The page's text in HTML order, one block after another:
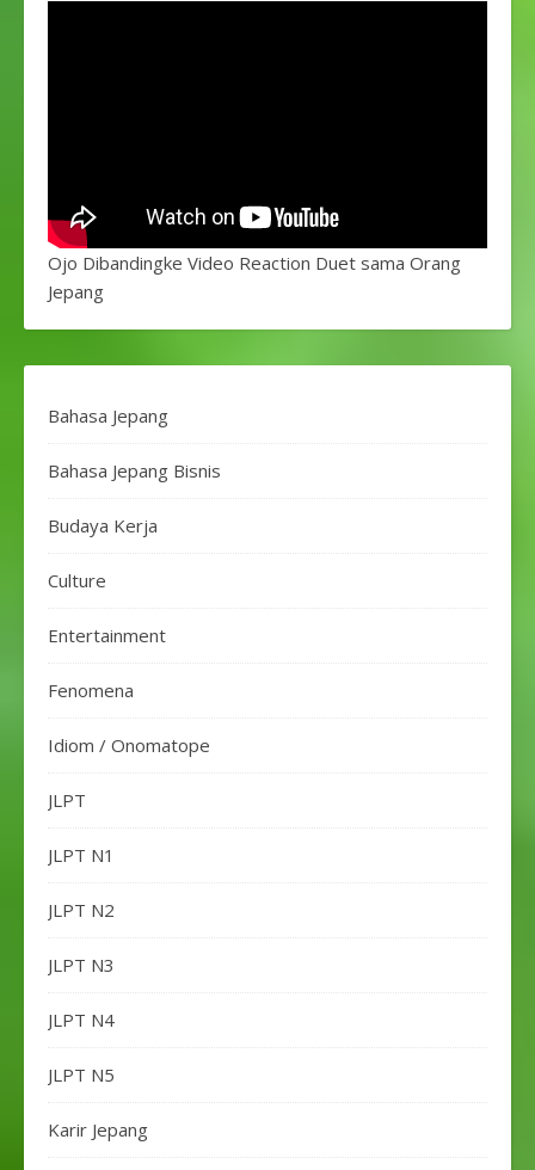
Ojo Dibandingke Video Reaction Duet sama Orang
Jepang
Bahasa Jepang
Bahasa Jepang Bisnis
Budaya Kerja
Culture
Entertainment
Fenomena
Idiom / Onomatope
JLPT
JLPT N1
JLPT N2
JLPT N3
JLPT N4
JLPT N5
Karir Jepang